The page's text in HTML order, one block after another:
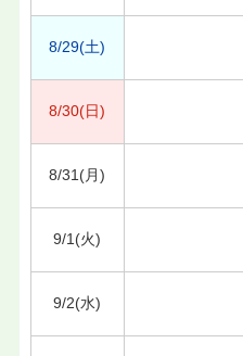
8/29(土)
8/30(日)
8/31(月)
9/1(火)
9/2(水)